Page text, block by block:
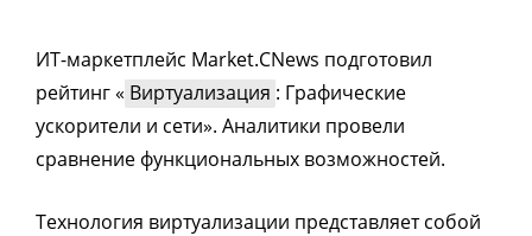
ИТ-маркетплейс Market.CNews подготовил
рейтинг « Виртуализация : Графические
ускорители и сети». Аналитики провели
сравнение функциональных возможностей.
Технология виртуализации представляет собой